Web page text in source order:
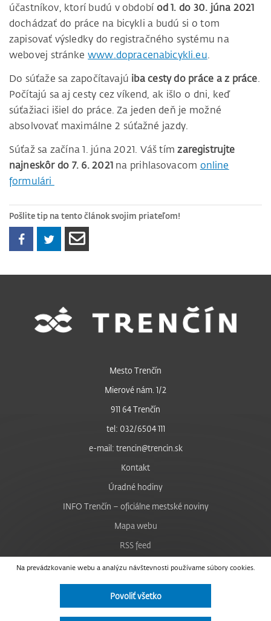
účastníkov, ktorí budú v období od 1. do 30. júna 2021
dochádzať do práce na bicykli a budú si o tom
zapisovať výsledky do registračného systému na
webovej stránkewww.dopracenabicykli.eu
Do súťaže sa započítavajú iba cesty do práce a z práce
Počítajú sa aj cesty cez víkend, ak išlo o dni, keď
súťažiaci išiel do práce. Za jeden deň je možné
absolvovať maximálne 2 súťažné jazdy.
Súťaž sa začína 1. júna 2021. Váš tímzaregistrujte
najneskôr do 7. 6. 2021na prihlasovacom online
formulári
Pošlite tip na tento článok svojim priateľom!
Na prevádzkovanie webu a analýzu návštevnosti používame súbory cookies.
Povoliť všetko
Mesto Trenčín
Mierové nám. 1/2
911 64 Trenčín
tel: 032/6504 111
e-mail: trencin@trencin.sk
Kontakt
Úradné hodiny
INFO Trenčín – oficiálne mestské noviny
Mapa webu
RSS feed
Nastavenie cookies
Facebook